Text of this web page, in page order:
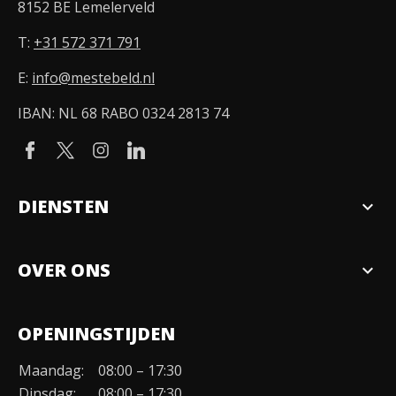
8152 BE Lemelerveld
T: +31 572 371 791
E: info@mestebeld.nl
IBAN: NL 68 RABO 0324 2813 74
DIENSTEN expand_more
OVER ONS expand_more
Organisatie
Duurzaamheid
OPENINGSTIJDEN
Maandag:
08:00 – 17:30